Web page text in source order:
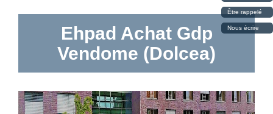
Être rappelé
Nous écrire
Ehpad Achat Gdp
Vendome (Dolcea)